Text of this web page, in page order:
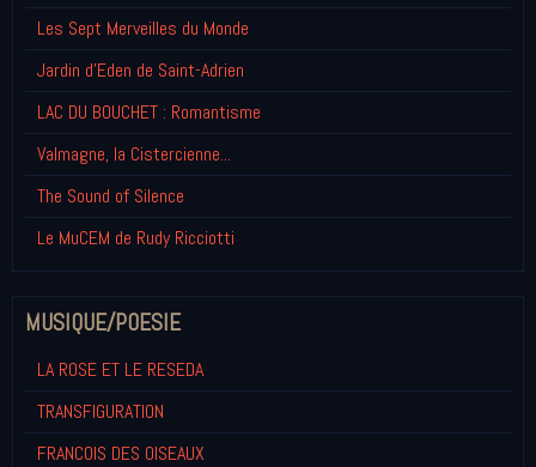
Les Sept Merveilles du Monde
Jardin d'Eden de Saint-Adrien
LAC DU BOUCHET : Romantisme
Valmagne, la Cistercienne...
The Sound of Silence
Le MuCEM de Rudy Ricciotti
MUSIQUE/POESIE
LA ROSE ET LE RESEDA
TRANSFIGURATION
FRANCOIS DES OISEAUX